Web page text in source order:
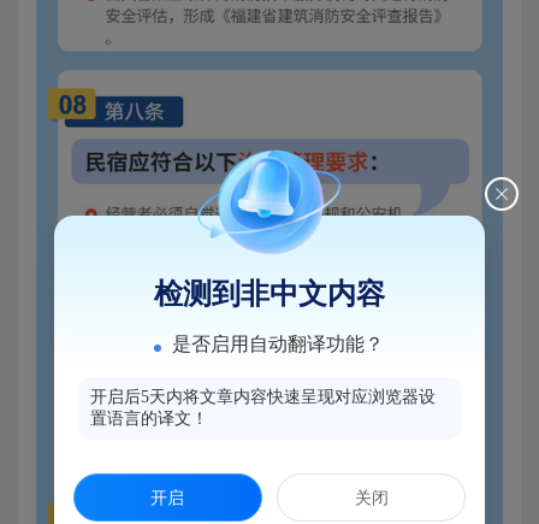
检测到非中文内容
是否启用自动翻译功能？
开启后5天内将文章内容快速呈现对应浏览器设
置语言的译文！
开启 关闭